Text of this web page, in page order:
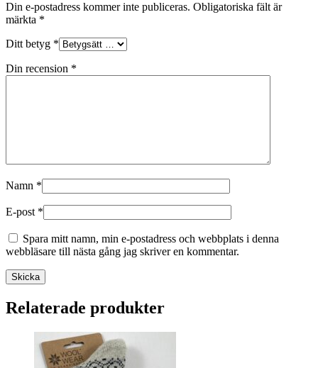
Din e-postadress kommer inte publiceras. Obligatoriska fält är
märkta *
Ditt betyg *
Din recension *
Namn *
E-post *
Spara mitt namn, min e-postadress och webbplats i denna
webbläsare till nästa gång jag skriver en kommentar.
Skicka
Relaterade produkter